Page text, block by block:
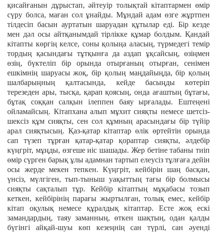
қисайғанын дұрыстап, әйтеуір толықтай кітаптармен өмір
сүру болса, маған сол ұнайды. Мұндай адам өзге жұртпен
тілдесіп басын ауртатын шаруадан құтылар еді. Бір кезде
мен дәл осы айтқанымдай тірлікке құмар болдым. Қандай
кітапты көргің келсе, соны қолыңа аласың, түрмедегі темір
тордың қасындағы тұтқынға да аздап ұқсайсың, өзіңмен
өзің, бүктеліп бір орында отырғаның отырған, сенімен
ешкімнің шаруасы жоқ, бір қолың маңдайыңда, бір қолың
шалбарыңның қалтасында, кейде басыңды көтеріп
терезеден ары, тысқа, қарап қоясың, онда ағаштың бұтағы,
бұтақ соққан салқын ілеппен баяу ырғалады. Ештеңені
ойламайсың. Кітапхана алып мұхит сияқты немесе шетсіз-
шексіз құм сияқты, сен сол құмның арасындағы бір түйір
арал сияқтысың. Қаз-қатар кітаптар өлік өртейтін орында
сап түзеп тұрған қатар-қатар қораптар сияқты, әлдебір
күңгріт, мұңды, өзгеше иіс шашады. Жер бетіне табаны тиіп
өмір сүрген барық ұлы адамнан тартып елеусіз тұлғаға дейін
осы жерде мекен тепкен. Күңгріт, кейбірін шаң басқан,
үнсіз, мүлгіген, тып-тыныш уақыттың тағы бір болмысы
сияқты сақталып тұр. Кейбір кітаптың мұқабасы тозып
кеткен, кейбірінің парағы жыртылған, толық емес, кейбір
кітап оқулық немесе құралдық кітаптар. Есте жоқ ескі
замандардың, таяу заманның, өткен шақтың, одан қалды
бүгінгі айқай-шуы көп кезеңнің сан түрлі, сан әуенді